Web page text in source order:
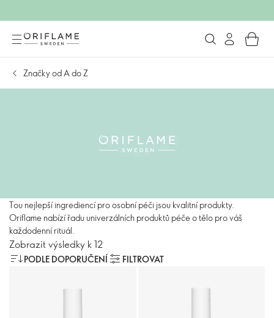
Značky od A do Z
Tou nejlepší ingrediencí pro osobní péči jsou kvalitní produkty.
Oriflame nabízí řadu univerzálních produktů péče o tělo pro váš
každodenní rituál.
Zobrazit výsledky k 12
PODLE DOPORUČENÍ FILTROVAT